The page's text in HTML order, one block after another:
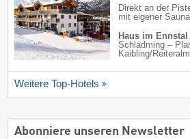
Direkt an der
mit eigener Sauna
Haus im Ennstal
Schladming –
Kaibling/​
Weitere Top-Hotels
Abonniere unseren Newsletter